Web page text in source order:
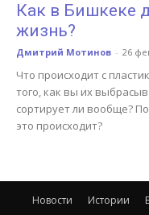
Как в Бишкеке
жизнь?
Дмитрий Мотинов - 26
Что происходит с
того, как вы их
сортирует ли вообще?
это происходит?
Новости Истории